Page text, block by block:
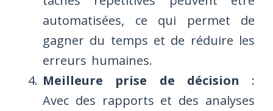
automatisées, ce qui permet de
gagner du temps et de réduire les
erreurs humaines.
Meilleure prise de décision :
Avec des rapports et des analyses